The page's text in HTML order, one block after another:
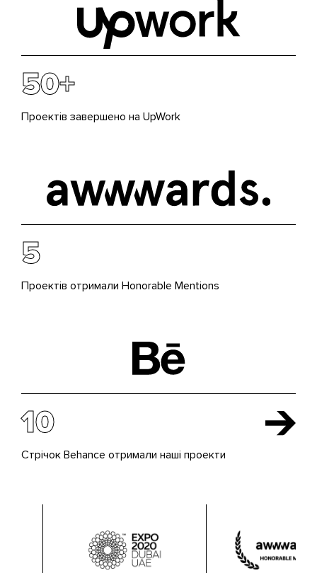
50+
Проектів завершено на UpWork
5
Проектів отримали Honorable Mentions
10
Стрічок Behance отримали наші проекти